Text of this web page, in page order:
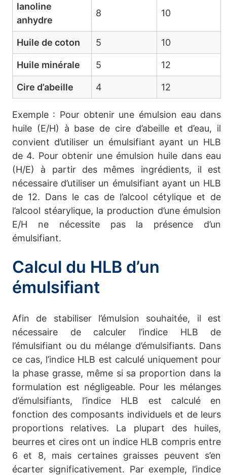
lanoline
anhydre
8 10
Huile de coton 5 10
Huile minérale 5 12
Cire d’abeille 4 12
Exemple : Pour obtenir une émulsion eau dans
huile (E/H) à base de cire d’abeille et d’eau, il
convient d’utiliser un émulsifiant ayant un HLB
de 4. Pour obtenir une émulsion huile dans eau
(H/E) à partir des mêmes ingrédients, il est
nécessaire d’utiliser un émulsifiant ayant un HLB
de 12. Dans le cas de l’alcool cétylique et de
l’alcool stéarylique, la production d’une émulsion
E/H ne nécessite pas la présence d’un
émulsifiant.
Calcul du HLB d’un
émulsifiant
Afin de stabiliser l’émulsion souhaitée, il est
nécessaire de calculer l’indice HLB de
l’émulsifiant ou du mélange d’émulsifiants. Dans
ce cas, l’indice HLB est calculé uniquement pour
la phase grasse, même si sa proportion dans la
formulation est négligeable. Pour les mélanges
d’émulsifiants, l’indice HLB est calculé en
fonction des composants individuels et de leurs
proportions relatives. La plupart des huiles,
beurres et cires ont un indice HLB compris entre
6 et 8, mais certaines graisses peuvent s’en
écarter significativement. Par exemple, l’indice